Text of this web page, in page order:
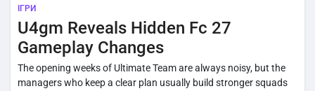
ІГРИ
U4gm Reveals Hidden Fc 27
Gameplay Changes
The opening weeks of Ultimate Team are always noisy, but the
managers who keep a clear plan usually build stronger squads